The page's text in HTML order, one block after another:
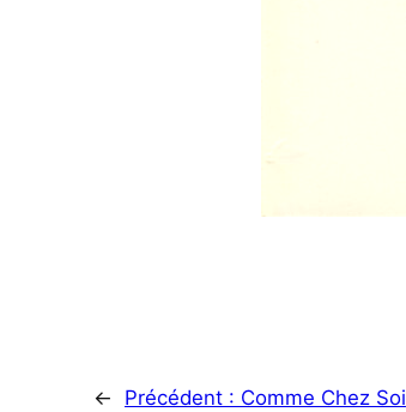
← Précédent : Comme Chez Soi